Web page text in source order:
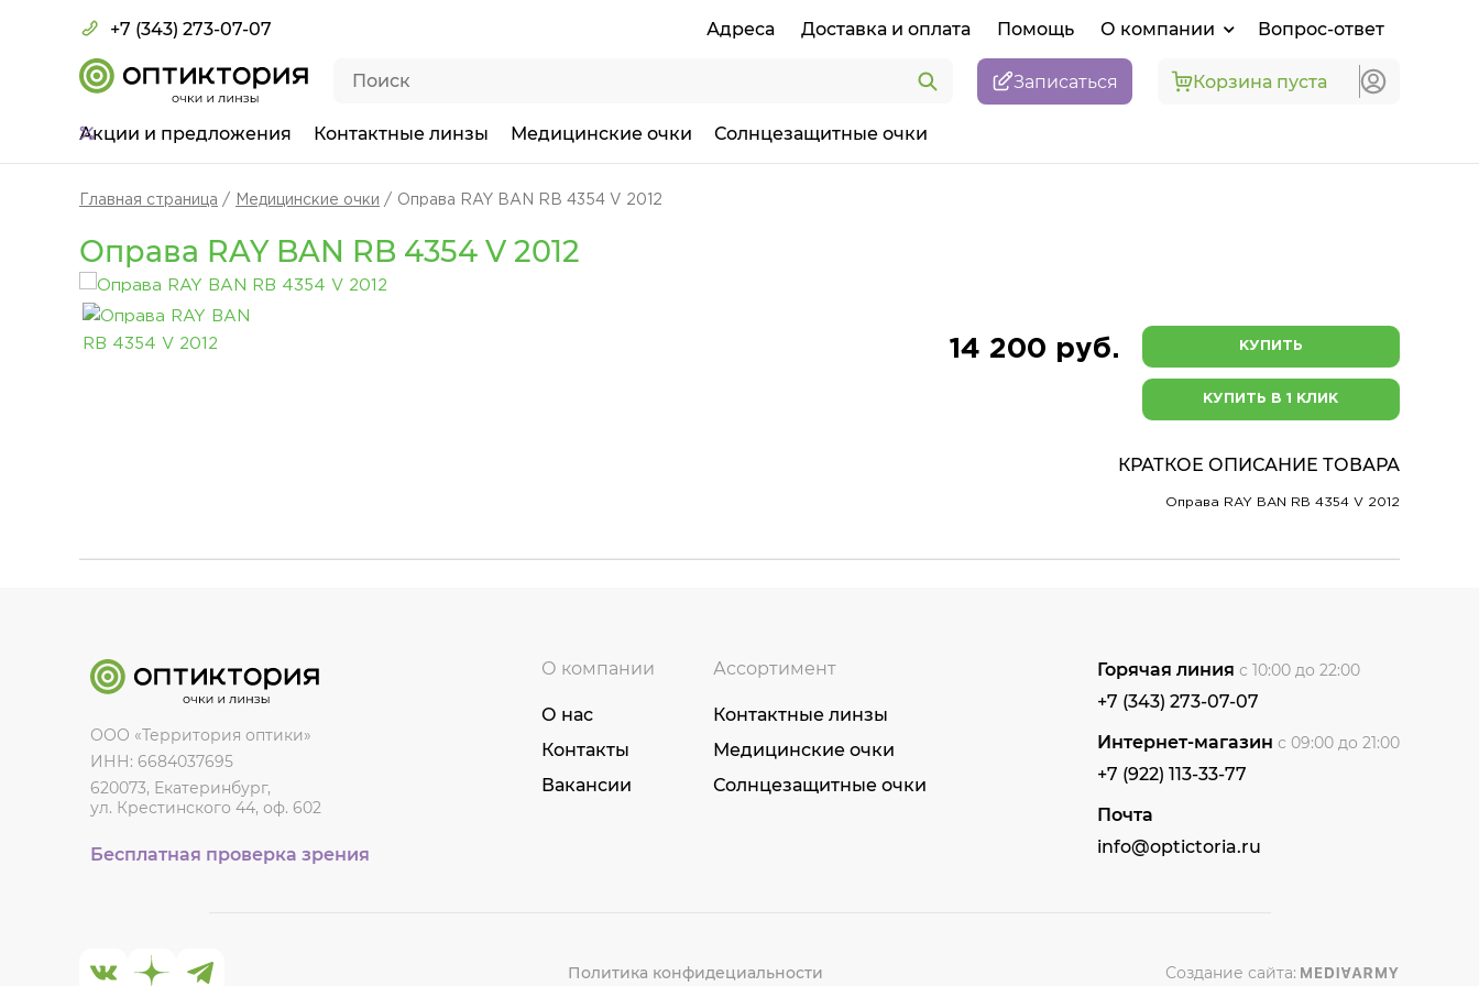
+7 (343) 273-07-07 Адреса Доставка и оплата Помощь О компании Вопрос-ответ
Записаться Корзина пуста
Акции и предложения Контактные линзы Медицинские очки Солнцезащитные очки
Главная страница Медицинские очки Оправа RAY BAN RB 4354 V 2012
Оправа RAY BAN RB 4354 V 2012
14 200 руб. КУПИТЬ
КУПИТЬ В 1 КЛИК
КРАТКОЕ ОПИСАНИЕ ТОВАРА
Оправа RAY BAN RB 4354 V 2012
ООО «Территория оптики»
ИНН: 6684037695
620073, Екатеринбург,
ул. Крестинского 44, оф. 602
Бесплатная проверка зрения
О компании
О нас
Контакты
Вакансии
Ассортимент
Контактные линзы
Медицинские очки
Солнцезащитные очки
Горячая линия с 10:00 до 22:00
+7 (343) 273-07-07
Интернет-магазин с 09:00 до 21:00
+7 (922) 113-33-77
Почта
info@optictoria.ru
Политика конфидециальности Создание сайта: